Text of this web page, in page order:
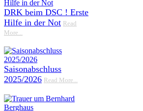
DRK beim DSC ! Erste
Hilfe in der Not Read
More...
Saisonabschluss
2025/2026 Read More...